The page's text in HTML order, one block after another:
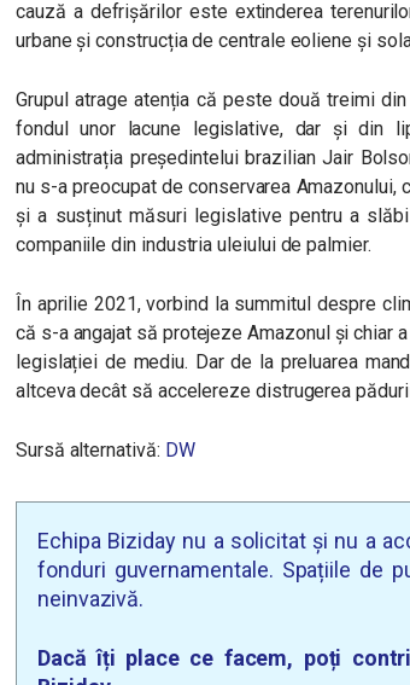
cauză a defrișărilor este extinderea
urbane și construcția de centrale eoliene și
Grupul atrage atenția că peste două treimi
fondul unor lacune legislative, dar și din
administrația președintelui brazilian Jair
nu s-a preocupat de conservarea
și a susținut măsuri legislative pentru a
companiile din industria uleiului de palmier.
În aprilie 2021, vorbind la summitul despre
că s-a angajat să protejeze Amazonul și chiar
legislației de mediu. Dar de la preluarea
altceva decât să accelereze distrugerea
Sursă alternativă: DW
Echipa Biziday nu a solicitat și nu a
fonduri guvernamentale. Spațiile de
neinvazivă.
Dacă îți place ce facem, poți